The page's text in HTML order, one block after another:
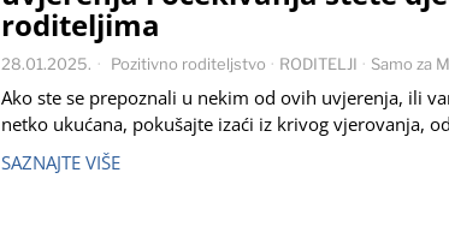
roditeljima
28.01.2025. Pozitivno roditeljstvo · RODITELJI · Samo za
Ako ste se prepoznali u nekim od ovih uvjerenja, ili
netko ukućana, pokušajte izaći iz krivog vjerovanja,
SAZNAJTE VIŠE